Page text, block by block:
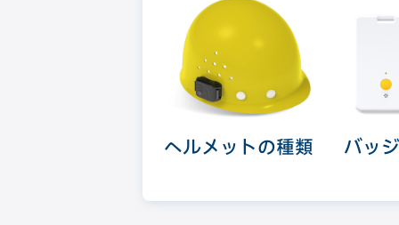
ヘルメットの種類 バッ